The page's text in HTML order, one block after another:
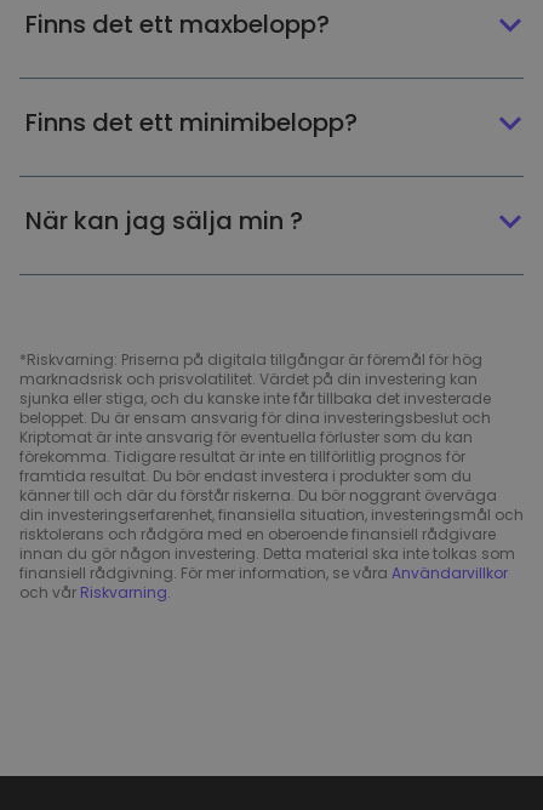
Finns det ett maxbelopp?
Finns det ett minimibelopp?
När kan jag sälja min ?
*Riskvarning: Priserna på digitala tillgångar är föremål för hög
marknadsrisk och prisvolatilitet. Värdet på din investering kan
sjunka eller stiga, och du kanske inte får tillbaka det investerade
beloppet. Du är ensam ansvarig för dina investeringsbeslut och
Kriptomat är inte ansvarig för eventuella förluster som du kan
förekomma. Tidigare resultat är inte en tillförlitlig prognos för
framtida resultat. Du bör endast investera i produkter som du
känner till och där du förstår riskerna. Du bör noggrant överväga
din investeringserfarenhet, finansiella situation, investeringsmål och
risktolerans och rådgöra med en oberoende finansiell rådgivare
innan du gör någon investering. Detta material ska inte tolkas som
finansiell rådgivning. För mer information, se våra Användarvillkor
och vår Riskvarning.